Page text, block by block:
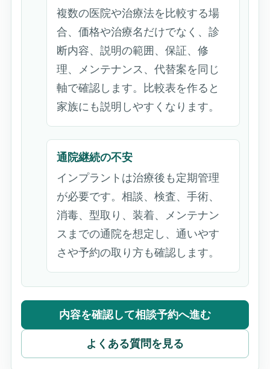
複数の医院や治療法を比較する場
合、価格や治療名だけでなく、診
断内容、説明の範囲、保証、修
理、メンテナンス、代替案を同じ
軸で確認します。比較表を作ると
家族にも説明しやすくなります。
通院継続の不安
インプラントは治療後も定期管理
が必要です。相談、検査、手術、
消毒、型取り、装着、メンテナン
スまでの通院を想定し、通いやす
さや予約の取り方も確認します。
内容を確認して相談予約へ進む
よくある質問を見る